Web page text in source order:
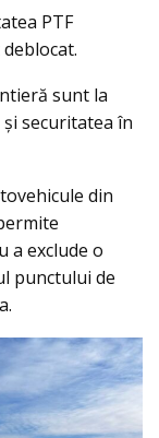
PTF
sunt la
securitatea în
din
a exclude o
punctului de